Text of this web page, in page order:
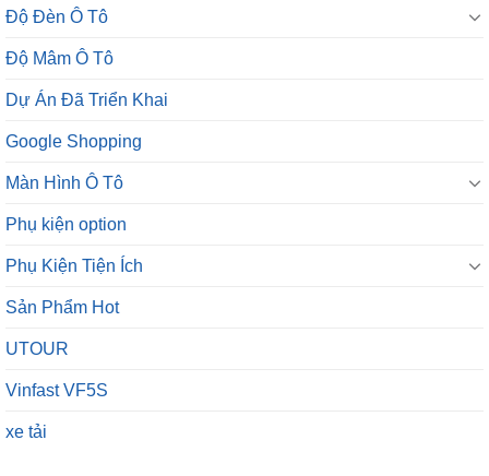
Độ Đèn Ô Tô
Độ Mâm Ô Tô
Dự Án Đã Triển Khai
Google Shopping
Màn Hình Ô Tô
Phụ kiện option
Phụ Kiện Tiện Ích
Sản Phẩm Hot
UTOUR
Vinfast VF5S
xe tải